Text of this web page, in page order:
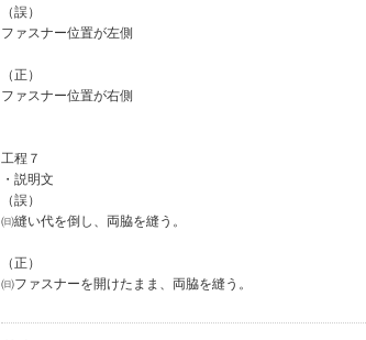
（誤）
ファスナー位置が左側
（正）
ファスナー位置が右側
工程７
・説明文
（誤）
㈰縫い代を倒し、両脇を縫う。
（正）
㈰ファスナーを開けたまま、両脇を縫う。